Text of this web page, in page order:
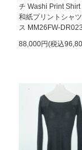
チ Washi Print Shirt
和紙プリントシャ
ス MM26FW-
88,000円(税込